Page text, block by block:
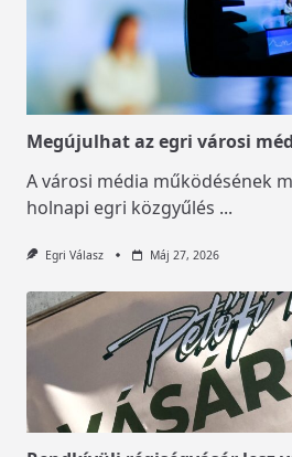
Megújulhat az egri városi
A városi média működésének
holnapi egri közgyűlés ...
Egri Válasz Máj 27, 2026